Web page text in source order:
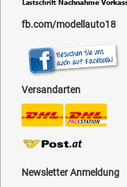
fb.com/modellauto18
Versandarten
Newsletter Anmeldung